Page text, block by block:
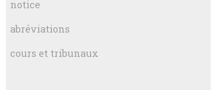
notice
abréviations
cours et tribunaux